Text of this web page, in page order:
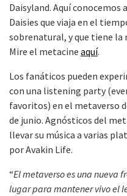
Daisyland. Aquí conocemos
Daisies que viaja en el
sobrenatural, y que tiene la
Mire el metacine aquí.
Los fanáticos pueden
con una listening party
favoritos) en el metaverso
de junio. Agnósticos del
llevar su música a varias
por Avakin Life.
“El metaverso es una nueva
lugar para mantener vivo el